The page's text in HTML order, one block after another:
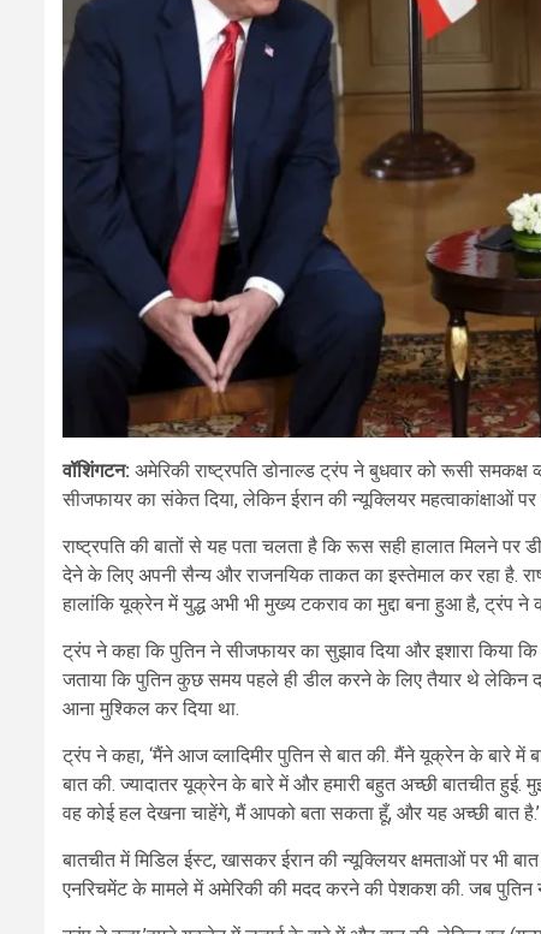
वॉशिंगटन: अमेरिकी राष्ट्रपति डोनाल्ड ट्रंप ने बुधवार को रूसी समकक्ष
सीजफायर का संकेत दिया, लेकिन ईरान की न्यूक्लियर महत्वाकांक्षाओं
राष्ट्रपति की बातों से यह पता चलता है कि रूस सही हालात मिलने
देने के लिए अपनी सैन्य और राजनयिक ताकत का इस्तेमाल कर रहा है.
हालांकि यूक्रेन में युद्ध अभी भी मुख्य टकराव का मुद्दा बना हुआ है, ट्रंप ने
ट्रंप ने कहा कि पुतिन ने सीजफायर का सुझाव दिया और इशारा किया
जताया कि पुतिन कुछ समय पहले ही डील करने के लिए तैयार थे लेकिन
आना मुश्किल कर दिया था.
ट्रंप ने कहा, ‘मैंने आज व्लादिमीर पुतिन से बात की. मैंने यूक्रेन के बारे
बात की. ज्यादातर यूक्रेन के बारे में और हमारी बहुत अच्छी बातचीत
वह कोई हल देखना चाहेंगे, मैं आपको बता सकता हूँ, और यह अच्छी बात है.’
बातचीत में मिडिल ईस्ट, खासकर ईरान की न्यूक्लियर क्षमताओं पर भी
एनरिचमेंट के मामले में अमेरिकी की मदद करने की पेशकश की. जब